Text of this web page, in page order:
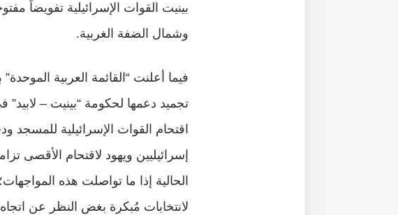
بينيت القوات الإسرائيلية تفويضاً
وشمال الضفة الغربية.
فيما أعلنت “القائمة العربية
تجميد دعمها لحكومة “بينيت –
اقتحام القوات الإسرائيلية
إسرائيليين ويهود لاقتحام الأقصى
الحالية إذا ما تواصلت هذه
لانتخابات مُبكرة بغض النظر عن